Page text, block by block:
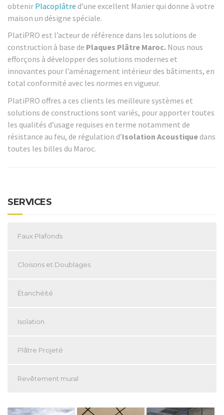
obtenir Placoplâtre d’une excellent Manier qui donne à votre
maison un désigne spéciale.
PlatiPRO est l’acteur de référence dans les solutions de
construction à base de Plaques Plâtre Maroc. Nous nous
efforçons à développer des solutions modernes et
innovantes pour l’aménagement intérieur des bâtiments, en
total conformité avec les normes en vigueur.
PlatiPRO offres a ces clients les meilleure systèmes et
solutions de constructions sont variés, pour apporter toutes
les qualités d’usage requises en terme notamment de
résistance au feu, de régulation d’Isolation Acoustique dans
toutes les billes du Maroc.
SERVICES
Faux Plafonds
Cloisons et Doublages
Étanchéité
Isolation
Plâtre Projeté
Revêtement mural